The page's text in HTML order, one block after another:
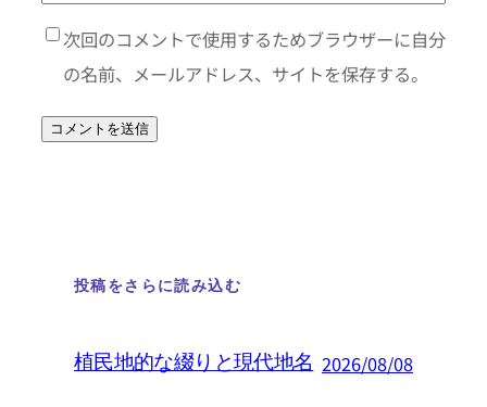
次回のコメントで使用するためブラウザーに自分
の名前、メールアドレス、サイトを保存する。
投稿をさらに読み込む
植民地的な綴りと現代地名 2026/08/08